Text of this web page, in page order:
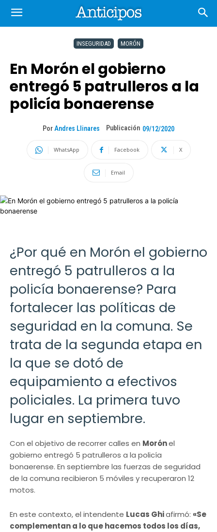
INSEGURIDAD MORÓN
En Morón el gobierno
entregó 5 patrulleros a la
policía bonaerense
Por Andres Llinares Publicación 09/12/2020
WhatsApp Facebook X
Email
¿Por qué en Morón el gobierno
entregó 5 patrulleros a la
policía bonaerense? Para
fortalecer las políticas de
seguridad en la comuna. Se
trata de la segunda etapa en
la que se dotó de
equipamiento a efectivos
policiales. La primera tuvo
lugar en septiembre.
Con el objetivo de recorrer calles en Morónel
gobierno entregó 5 patrulleros a la policía
bonaerense. En septiembre las fuerzas de seguridad
de la comuna recibieron 5 móviles y recuperaron 12
motos.
En este contexto, el intendente Lucas Ghiafirmó: «Se
complementan a lo que hacemos todos los días,